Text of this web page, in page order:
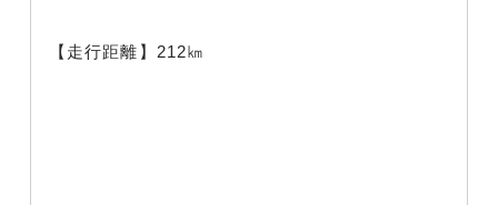
【走行距離】212㎞